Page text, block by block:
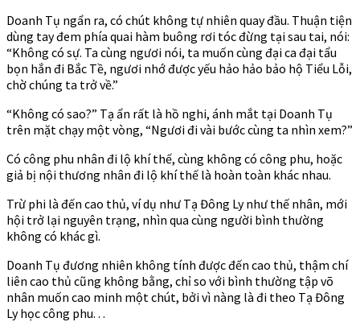
Doanh Tụ ngẩn ra, có chút không tự nhiên quay đầu. Thuận tiện
dùng tay đem phía quai hàm buông rơi tóc đừng tại sau tai, nói:
“Không có sự. Ta cùng ngươi nói, ta muốn cùng đại ca đại tẩu
bọn hắn đi Bắc Tề, ngươi nhớ được yếu hảo hảo bảo hộ Tiểu Lỗi,
chờ chúng ta trở về.”
“Không có sao?” Tạ ẩn rất là hồ nghi, ánh mắt tại Doanh Tụ
trên mặt chạy một vòng, “Ngươi đi vài bước cùng ta nhìn xem?”
Có công phu nhân đi lộ khí thế, cùng không có công phu, hoặc
giả bị nội thương nhân đi lộ khí thế là hoàn toàn khác nhau.
Trừ phi là đến cao thủ, ví dụ như Tạ Đông Ly như thế nhân, mới
hội trở lại nguyên trạng, nhìn qua cùng người bình thường
không có khác gì.
Doanh Tụ đương nhiên không tính được đến cao thủ, thậm chí
liên cao thủ cũng không bằng, chỉ so với bình thường tập võ
nhân muốn cao minh một chút, bởi vì nàng là đi theo Tạ Đông
Ly học công phu. . .